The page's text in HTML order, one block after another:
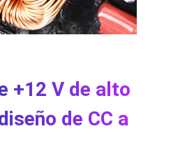
+12 V de alto
de CC a